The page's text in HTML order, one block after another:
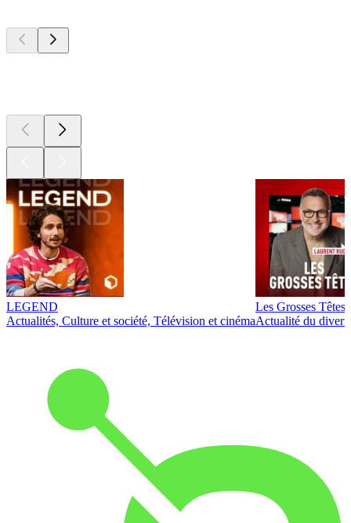
LEGEND
Actualités, Culture et société, Télévision et cinéma
Les Grosses Têtes
Actualité du